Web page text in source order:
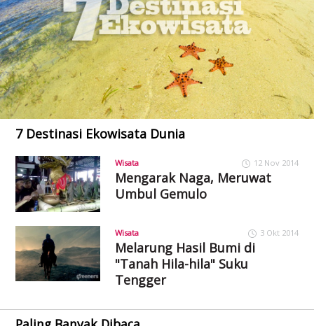
7 Destinasi Ekowisata Dunia
Wisata 12 Nov 2014
Mengarak Naga, Meruwat
Umbul Gemulo
Wisata 3 Okt 2014
Melarung Hasil Bumi di
"Tanah Hila-hila" Suku
Tengger